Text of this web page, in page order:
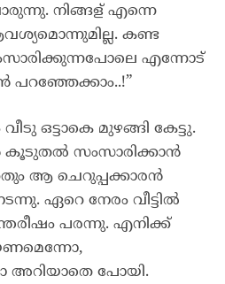
നിങ്ങള് എന്നെ
കണ്ട
എന്നോട്
ഒട്ടാകെ മുഴങ്ങി കേട്ടു.
കൂടുതൽ സംസാരിക്കാൻ
ആ ചെറുപ്പക്കാരൻ
ഏറെ നേരം വീട്ടിൽ
പരന്നു. എനിക്ക്
അറിയാതെ പോയി.